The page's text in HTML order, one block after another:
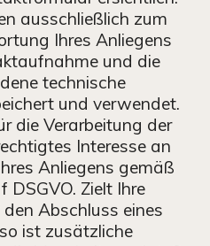
ausschließlich zum
Ihres Anliegens
und die
technische
und verwendet.
die Verarbeitung der
Interesse an
Anliegens gemäß
DSGVO. Zielt Ihre
Abschluss eines
ist zusätzliche